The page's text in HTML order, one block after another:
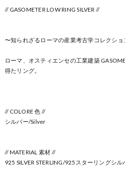
// GASOMETER LOW RING SILVER //
〜知られざるローマの産業考古学コレクショ
ローマ、オスティエンセの工業建築
得たリング。
// COLORE 色 //
シルバー/Silver
// MATERIAL 素材 //
925 SILVER STERLING/925スターリングシル